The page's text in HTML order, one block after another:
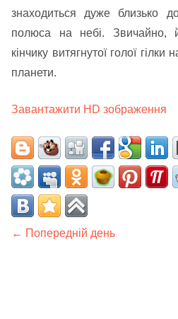
знаходиться дуже близько
полюса на небі. Звичайно,
кінчику витягнутої голої гілки
планети.
Завантажити HD зображення
← Попередній день